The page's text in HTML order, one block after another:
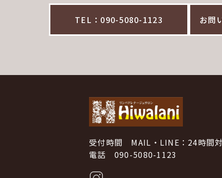
TEL：090-5080-1123 お問
受付時間 MAIL・LINE：24時間
電話 090-5080-1123